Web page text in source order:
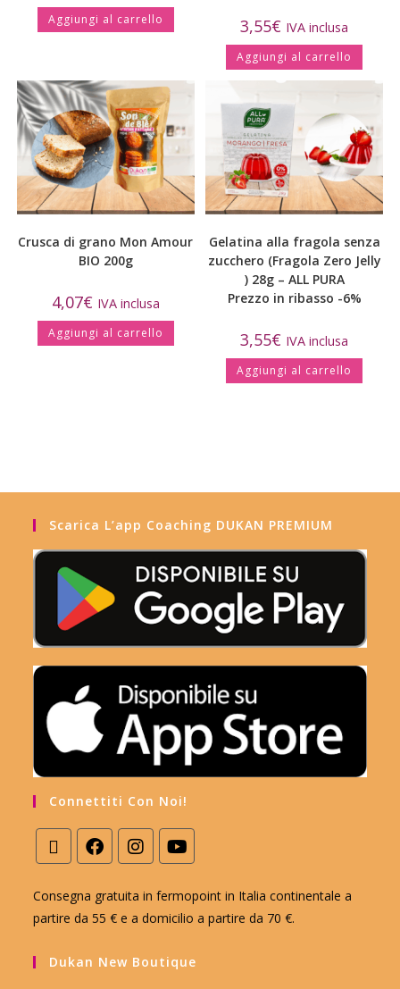
Aggiungi al carrello 3,55€ IVA inclusa
Aggiungi al carrello
Crusca di grano Mon Amour
BIO 200g
4,07€ IVA inclusa
Aggiungi al carrello
Gelatina alla fragola senza
zucchero (Fragola Zero Jelly
) 28g – ALL PURA
Prezzo in ribasso -6%
3,55€ IVA inclusa
Aggiungi al carrello
Scarica L’app Coaching DUKAN PREMIUM
Connettiti Con Noi!
Consegna gratuita in fermopoint in Italia continentale a
partire da 55 € e a domicilio a partire da 70 €.
Dukan New Boutique